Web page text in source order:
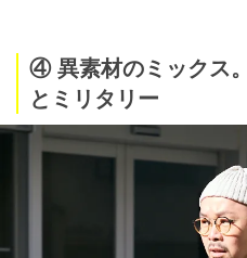
④ 異素材のミックス
とミリタリー